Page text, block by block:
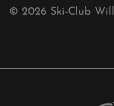
© 2026 Ski-Club